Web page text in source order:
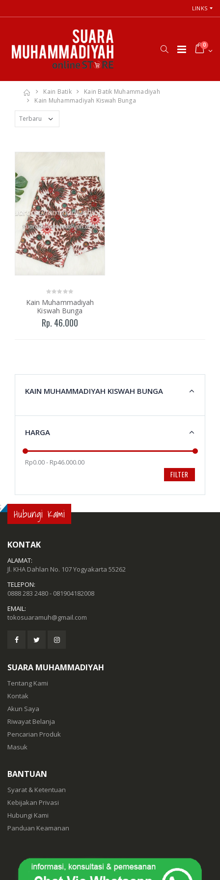
LINKS
0
Kain Batik
Kain Batik Muhammadiyah
Kain Muhammadiyah Kiswah Bunga
Kain Muhammadiyah
Kiswah Bunga
Rp. 46.000
KAIN MUHAMMADIYAH KISWAH BUNGA
HARGA
Rp0.00 - Rp46.000.00
FILTER
; Hubungi Kami
KONTAK
ALAMAT:
Jl. KHA Dahlan No. 107 Yogyakarta 55262
TELEPON:
0888 283 2480 - 081904182008
EMAIL:
tokosuaramuh@gmail.com
SUARA MUHAMMADIYAH
Tentang Kami
Kontak
Akun Saya
Riwayat Belanja
Pencarian Produk
Masuk
BANTUAN
Syarat & Ketentuan
Kebijakan Privasi
Hubungi Kami
Panduan Keamanan